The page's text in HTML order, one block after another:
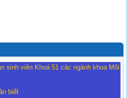
sinh viên Khoá 51 các ngành khoa Môi
biết